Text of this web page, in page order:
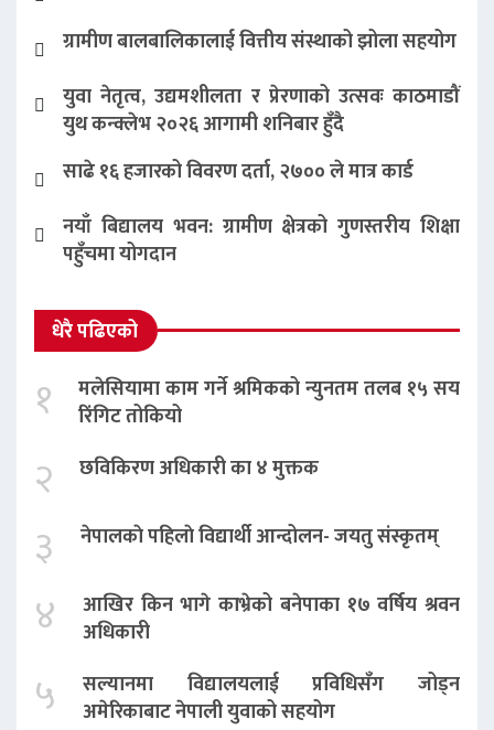
ग्रामीण बालबालिकालाई वित्तीय संस्थाको झोला सहयोग
युवा नेतृत्व, उद्यमशीलता र प्रेरणाको उत्सवः काठमाडौं
युथ कन्क्लेभ २०२६ आगामी शनिबार हुँदै
साढे १६ हजारको विवरण दर्ता, २७०० ले मात्र कार्ड
नयाँ बिद्यालय भवन: ग्रामीण क्षेत्रको गुणस्तरीय शिक्षा
पहुँचमा योगदान
धेरै पढिएको
१
मलेसियामा काम गर्ने श्रमिकको न्युनतम तलब १५ सय
रिंगिट तोकियो
२ छविकिरण अधिकारी का ४ मुक्तक
३ नेपालकाे पहिलाे विद्यार्थी आन्दोलन- जयतु संस्कृतम्‌
४
आखिर किन भागे काभ्रेको बनेपाका १७ वर्षिय श्रवन
अधिकारी
५
सल्यानमा विद्यालयलाई प्रविधिसँग जोड्न
अमेरिकाबाट नेपाली युवाको सहयोग